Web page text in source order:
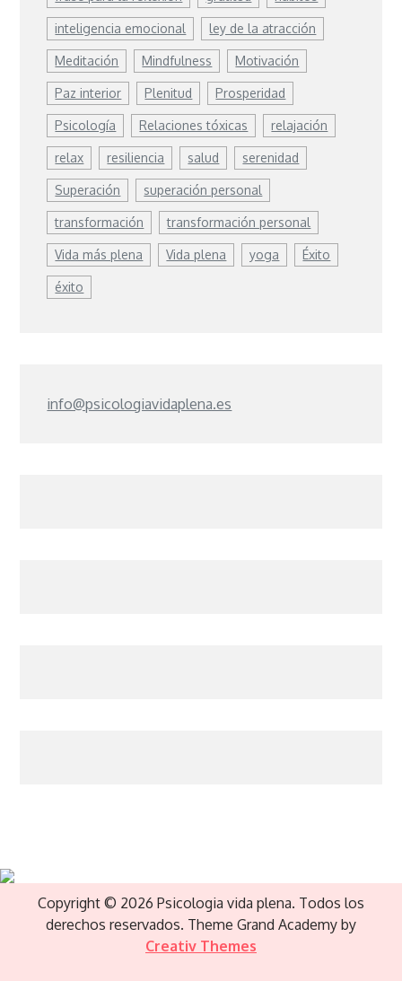
inteligencia emocional ley de la atracción
Meditación Mindfulness Motivación
Paz interior Plenitud Prosperidad
Psicología Relaciones tóxicas relajación
relax resiliencia salud serenidad
Superación superación personal
transformación transformación personal
Vida más plena Vida plena yoga Éxito
éxito
info@psicologiavidaplena.es
Copyright © 2026 Psicologia vida plena. Todos los
derechos reservados. Theme Grand Academy by
Creativ Themes